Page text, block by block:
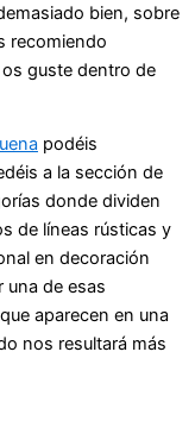
bien, sobre
recomiendo
guste dentro de
podéis
a la sección de
donde dividen
de líneas rústicas y
en decoración
una de esas
aparecen en una
nos resultará más